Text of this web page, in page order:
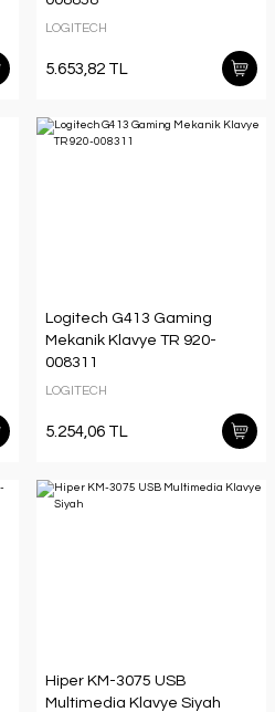
LOGITECH
5.653,82 TL
Logitech G413 Gaming
Mekanik Klavye TR 920-
008311
LOGITECH
5.254,06 TL
Hiper KM-3075 USB
Multimedia Klavye Siyah